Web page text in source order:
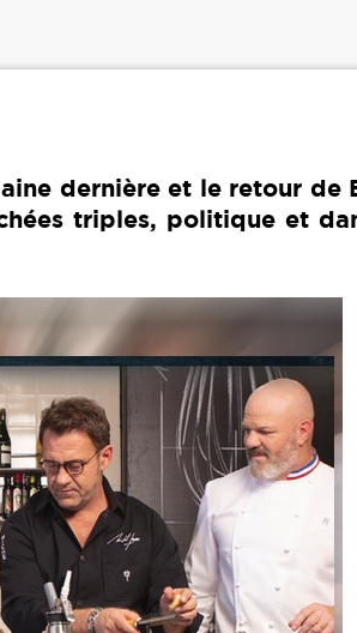
dernière et le retour de
triples, politique et